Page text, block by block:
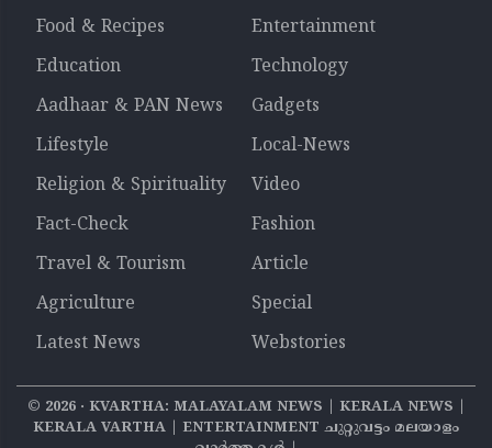
Food & Recipes
Entertainment
Education
Technology
Aadhaar & PAN News
Gadgets
Lifestyle
Local-News
Religion & Spirituality
Video
Fact-Check
Fashion
Travel & Tourism
Article
Agriculture
Special
Latest News
Webstories
© 2026‧ KVARTHA: MALAYALAM NEWS | KERALA NEWS |
KERALA VARTHA | ENTERTAINMENT ചുറ്റുവട്ടം മലയാളം